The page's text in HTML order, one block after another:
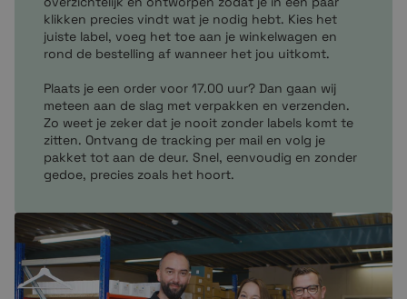
klikken precies vindt wat je nodig hebt. Kies het
juiste label, voeg het toe aan je winkelwagen en
rond de bestelling af wanneer het jou uitkomt.
Plaats je een order voor 17.00 uur? Dan gaan wij
meteen aan de slag met verpakken en verzenden.
Zo weet je zeker dat je nooit zonder labels komt te
zitten. Ontvang de tracking per mail en volg je
pakket tot aan de deur. Snel, eenvoudig en zonder
gedoe, precies zoals het hoort.